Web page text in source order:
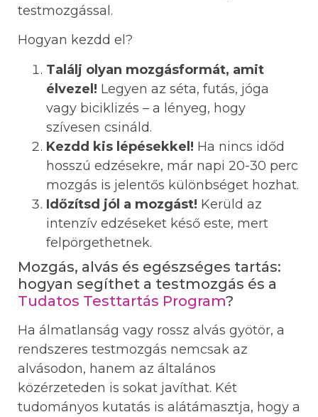
testmozgással.
Hogyan kezdd el?
Találj olyan mozgásformát, amit
élvezel! Legyen az séta, futás, jóga
vagy biciklizés – a lényeg, hogy
szívesen csináld.
Kezdd kis lépésekkel! Ha nincs időd
hosszú edzésekre, már napi 20-30 perc
mozgás is jelentős különbséget hozhat.
Időzítsd jól a mozgást! Kerüld az
intenzív edzéseket késő este, mert
felpörgethetnek.
Mozgás, alvás és egészséges tartás:
hogyan segíthet a testmozgás és a
Tudatos Testtartás Program?
Ha álmatlanság vagy rossz alvás gyötör, a
rendszeres testmozgás nemcsak az
alvásodon, hanem az általános
közérzeteden is sokat javíthat. Két
tudományos kutatás is alátámasztja, hogy a